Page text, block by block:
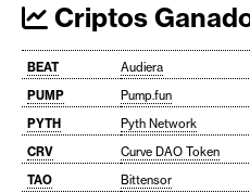
Criptos
BEAT Audiera
PUMP
Pump.fun
PYTH
Pyth Network
CRV
Curve DAO Token
TAO
Bittensor